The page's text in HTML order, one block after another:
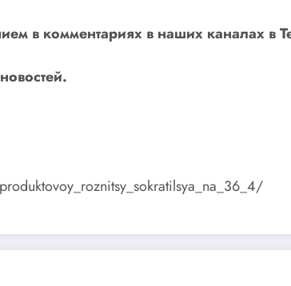
в комментариях в наших каналах в